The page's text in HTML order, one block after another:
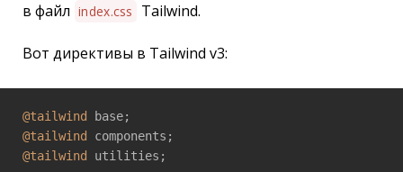
в файл index.css Tailwind.
Вот директивы в Tailwind v3:
@tailwind
@tailwind
@tailwind
utilities;